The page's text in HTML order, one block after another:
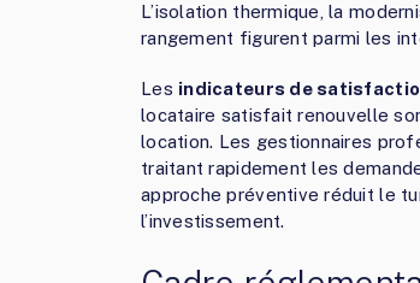
L’isolation thermique, la
rangement figurent parmi les
Les indicateurs de
locataire satisfait renouvelle
location. Les gestionnaires
traitant rapidement les
approche préventive réduit le
l’investissement.